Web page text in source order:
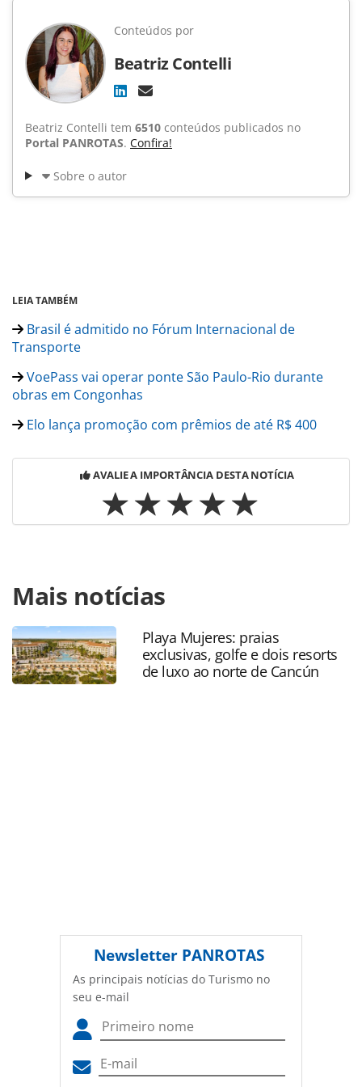
Conteúdos por
Beatriz Contelli
Beatriz Contelli tem 6510 conteúdos publicados no
Portal PANROTAS. Confira!
Sobre o autor
LEIA TAMBÉM
Brasil é admitido no Fórum Internacional de
Transporte
VoePass vai operar ponte São Paulo-Rio durante
obras em Congonhas
Elo lança promoção com prêmios de até R$ 400
AVALIE A IMPORTÂNCIA DESTA NOTÍCIA
https://www.panrotas.com.br/mercado/transporte/2020/
maps-lanca-recurso-de-compartilhamento-e-localizacao-
de-bicicletas_175265.html ou as ferramentas oferecidas na
página. Todo o conteúdo produzido pela PANROTAS
Editora é protegido pela legislação brasileira sobre direito
autoral. Não reproduza o conteúdo sem autorização da
Mais notícias
Playa Mujeres: praias
exclusivas, golfe e dois resorts
de luxo ao norte de Cancún
Newsletter PANROTAS
As principais notícias do Turismo no
seu e-mail